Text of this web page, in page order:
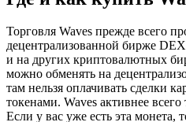
Торговля Waves прежде всего
децентрализованной бирже
и на других криптовалютных
можно обменять на
там нельзя оплачивать сделки
токенами. Waves активнее
Если у вас уже есть эта монета,